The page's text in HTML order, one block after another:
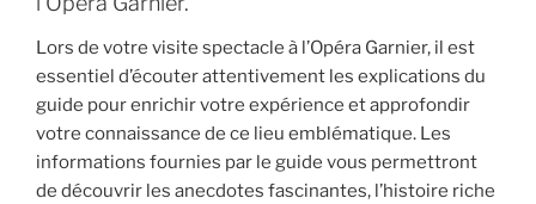
Lors de votre visite spectacle à l’Opéra Garnier, il est
essentiel d’écouter attentivement les explications du
guide pour enrichir votre expérience et approfondir
votre connaissance de ce lieu emblématique. Les
informations fournies par le guide vous permettront
de découvrir les anecdotes fascinantes, l’histoire riche